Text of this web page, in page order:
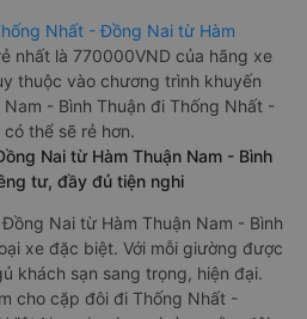
Nhất - Đồng Nai từ Hàm
nhất là 770000VND của hãng xe
thuộc vào chương trình khuyến
Nam - Bình Thuận đi Thống Nhất -
thể sẽ rẻ hơn.
Nai từ Hàm Thuận Nam - Bình
tư, đầy đủ tiện nghi
Nai từ Hàm Thuận Nam - Bình
xe đặc biệt. Với mỗi giường được
khách sạn sang trọng, hiện đại.
cho cặp đôi đi Thống Nhất -